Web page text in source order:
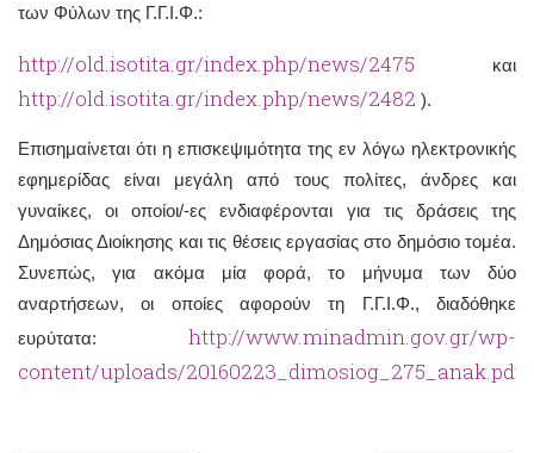
των Φύλων της Γ.Γ.Ι.Φ.:
http://old.isotita.gr/index.php/news/2475 και
http://old.isotita.gr/index.php/news/2482 ).
Επισημαίνεται ότι η επισκεψιμότητα της εν λόγω ηλεκτρονικής
εφημερίδας είναι μεγάλη από τους πολίτες, άνδρες και
γυναίκες, οι οποίοι/-ες ενδιαφέρονται για τις δράσεις της
Δημόσιας Διοίκησης και τις θέσεις εργασίας στο δημόσιο τομέα.
Συνεπώς, για ακόμα μία φορά, το μήνυμα των δύο
αναρτήσεων, οι οποίες αφορούν τη Γ.Γ.Ι.Φ., διαδόθηκε
ευρύτατα: http://www.minadmin.gov.gr/wp-
content/uploads/20160223_dimosiog_275_anak.pdf